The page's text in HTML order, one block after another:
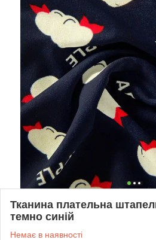
Тканина плательна
темно синій
Немає в наявності